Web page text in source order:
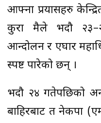
आफ्ना प्रयासहरु
कुरा मैले भदौ
आन्दोलन र एघारैँ
स्पष्ट पारेको छन् ।
भदौ २४ गतेपछिको
बाहिरबाट त नेकपा